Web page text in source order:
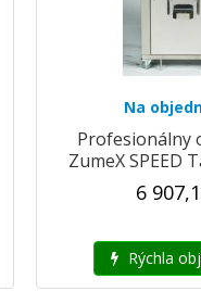
Na
Profesionálny
ZumeX SPEED
6
Rýchla